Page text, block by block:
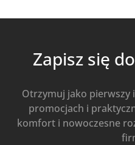
Zapisz się
Otrzymuj jako pierwszy
promocjach i
komfort i nowoczesne